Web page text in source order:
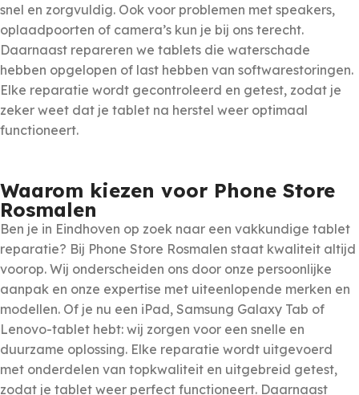
snel en zorgvuldig. Ook voor problemen met speakers,
oplaadpoorten of camera’s kun je bij ons terecht.
Daarnaast repareren we tablets die waterschade
hebben opgelopen of last hebben van softwarestoringen.
Elke reparatie wordt gecontroleerd en getest, zodat je
zeker weet dat je tablet na herstel weer optimaal
functioneert.
Waarom kiezen voor Phone Store
Rosmalen
Ben je in Eindhoven op zoek naar een vakkundige tablet
reparatie? Bij Phone Store Rosmalen staat kwaliteit altijd
voorop. Wij onderscheiden ons door onze persoonlijke
aanpak en onze expertise met uiteenlopende merken en
modellen. Of je nu een iPad, Samsung Galaxy Tab of
Lenovo-tablet hebt: wij zorgen voor een snelle en
duurzame oplossing. Elke reparatie wordt uitgevoerd
met onderdelen van topkwaliteit en uitgebreid getest,
zodat je tablet weer perfect functioneert. Daarnaast